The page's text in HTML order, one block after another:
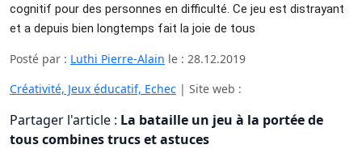
cognitif pour des personnes en difficulté. Ce jeu est distrayant
et a depuis bien longtemps fait la joie de tous
Posté par : Luthi Pierre-Alain le : 28.12.2019
Créativité, Jeux éducatif, Echec | Site web :
Partager l'article : La bataille un jeu à la portée de
tous combines trucs et astuces